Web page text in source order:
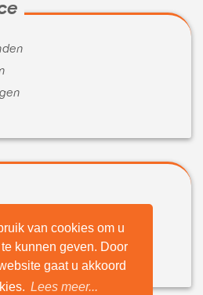
van cookies om u
kunnen geven. Door
gaat u akkoord
Lees meer...